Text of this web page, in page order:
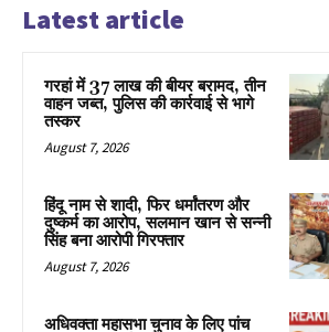
Latest article
गरहां में 37 लाख की बीयर बरामद, तीन
वाहन जब्त, पुलिस की कार्रवाई से भागे
तस्कर
August 7, 2026
हिंदू नाम से शादी, फिर धर्मांतरण और
दुष्कर्म का आरोप, सलमान खान से सन्नी
सिंह बना आरोपी गिरफ्तार
August 7, 2026
अधिवक्ता महासभा चुनाव के लिए पांच